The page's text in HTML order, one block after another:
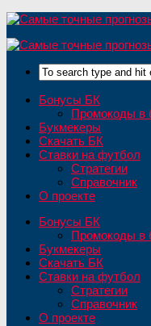
Бонусы БК
Промокоды в
Букмекеры
Скачать БК
Ставки на футбол
Стратегии
Справочник
О проекте
Бонусы БК
Промокоды в
Букмекеры
Скачать БК
Ставки на футбол
Стратегии
Справочник
О проекте